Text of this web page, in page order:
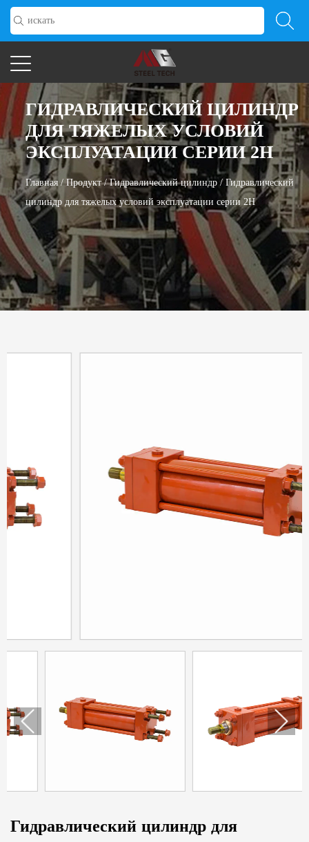
ГИДРАВЛИЧЕСКИЙ ЦИЛИНДР
ДЛЯ ТЯЖЕЛЫХ УСЛОВИЙ
ЭКСПЛУАТАЦИИ СЕРИИ 2H
Главная/Продукт/Гидравлический цилиндр /Гидравлический
цилиндр для тяжелых условий эксплуатации серии 2H
Гидравлический цилиндр для